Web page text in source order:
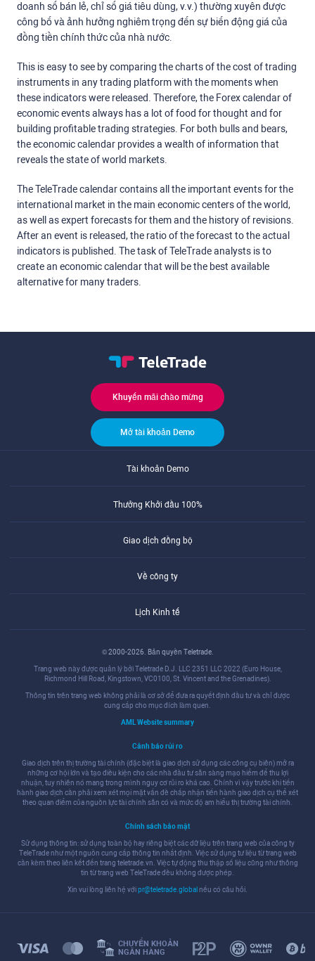
doanh số bán lẻ, chỉ số giá tiêu dùng, v.v.) thường xuyên được
công bố và ảnh hưởng nghiêm trọng đến sự biến động giá của
đồng tiền chính thức của nhà nước.
This is easy to see by comparing the charts of the cost of trading
instruments in any trading platform with the moments when
these indicators were released. Therefore, the Forex calendar of
economic events always has a lot of food for thought and for
building profitable trading strategies. For both bulls and bears,
the economic calendar provides a wealth of information that
reveals the state of world markets.
The TeleTrade calendar contains all the important events for the
international market in the main economic centers of the world,
as well as expert forecasts for them and the history of revisions.
After an event is released, the ratio of the forecast to the actual
indicators is published. The task of TeleTrade analysts is to
create an economic calendar that will be the best available
alternative for many traders.
Khuyến mãi chào mừng
Mở tài khoản Demo
Tài khoản Demo
Thưởng Khởi đầu 100%
Giao dịch đồng bộ
Về công ty
Lịch Kinh tế
© 2000-2026. Bản quyền Teletrade.
Trang web này được quản lý bởi Teletrade D.J. LLC 2351 LLC 2022 (Euro House,
Richmond Hill Road, Kingstown, VC0100, St. Vincent and the Grenadines).
Thông tin trên trang web không phải là cơ sở để đưa ra quyết định đầu tư và chỉ được
cung cấp cho mục đích làm quen.
AML Website summary
Cảnh báo rủi ro
Giao dịch trên thị trường tài chính (đặc biệt là giao dịch sử dụng các công cụ biên) mở ra
những cơ hội lớn và tạo điều kiện cho các nhà đầu tư sẵn sàng mạo hiểm để thu lợi
nhuận, tuy nhiên nó mang trong mình nguy cơ rủi ro khá cao. Chính vì vậy trước khi tiến
hành giao dịch cần phải xem xét mọi mặt vấn đề chấp nhận tiến hành giao dịch cụ thể xét
theo quan điểm của nguồn lực tài chính sẵn có và mức độ am hiểu thị trường tài chính.
Chính sách bảo mật
Sử dụng thông tin: sử dụng toàn bộ hay riêng biệt các dữ liệu trên trang web của công ty
TeleTrade như một nguồn cung cấp thông tin nhất định. Việc sử dụng tư liệu từ trang web
cần kèm theo liên kết đến trang teletrade.vn. Việc tự động thu thập số liệu cũng như thông
tin từ trang web TeleTrade đều không được phép.
Xin vui lòng liên hệ vớipr@teletrade.global nếu có câu hỏi.
CHUYỂN KHOẢN
NGÂN HÀNG